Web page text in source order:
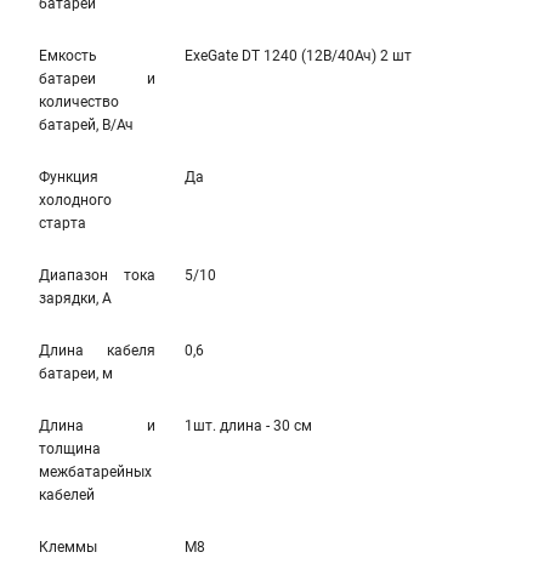
батареи
Емкость
батареи и
количество
батарей, В/Ач
ExeGate DT 1240 (12В/40Ач) 2 шт
Функция
холодного
старта
Да
Диапазон тока
зарядки, А
5/10
Длина кабеля
батареи, м
0,6
Длина и
толщина
межбатарейных
кабелей
1шт. длина - 30 см
Клеммы M8